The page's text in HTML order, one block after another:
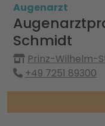
Augenarzt
Schmidt
Prinz-Wilhelm-
+49 7251 89300